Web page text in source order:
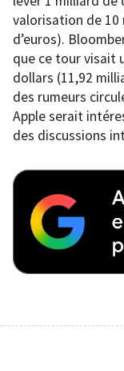
valorisation de 10
d’euros).
que ce tour visait
dollars (11,92
des rumeurs
Apple serait
des discussions